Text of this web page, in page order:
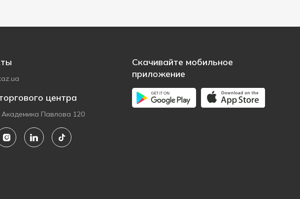
центра
Павлова 120
Скачивайте мобильное
приложение